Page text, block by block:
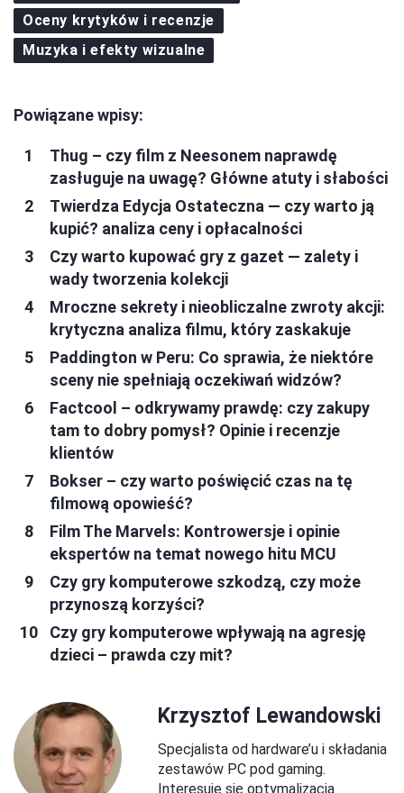
Oceny krytyków i recenzje
Muzyka i efekty wizualne
Powiązane wpisy:
Thug – czy film z Neesonem naprawdę
zasługuje na uwagę? Główne atuty i słabości
Twierdza Edycja Ostateczna — czy warto ją
kupić? analiza ceny i opłacalności
Czy warto kupować gry z gazet — zalety i
wady tworzenia kolekcji
Mroczne sekrety i nieobliczalne zwroty akcji:
krytyczna analiza filmu, który zaskakuje
Paddington w Peru: Co sprawia, że niektóre
sceny nie spełniają oczekiwań widzów?
Factcool – odkrywamy prawdę: czy zakupy
tam to dobry pomysł? Opinie i recenzje
klientów
Bokser – czy warto poświęcić czas na tę
filmową opowieść?
Film The Marvels: Kontrowersje i opinie
ekspertów na temat nowego hitu MCU
Czy gry komputerowe szkodzą, czy może
przynoszą korzyści?
Czy gry komputerowe wpływają na agresję
dzieci – prawda czy mit?
Krzysztof Lewandowski
Specjalista od hardware’u i składania
zestawów PC pod gaming.
Interesuje się optymalizacją